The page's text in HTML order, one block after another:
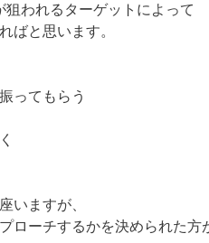
われるターゲットによって
ばと思います。
ってもらう
いますが、
ローチするかを決められた方